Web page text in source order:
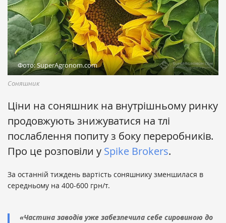
Фото: SuperAgronom.com
Соняшник
Ціни на соняшник на внутрішньому ринку
продовжують знижуватися на тлі
послаблення попиту з боку переробників.
Про це розповіли у Spike Brokers.
За останній тиждень вартість соняшнику зменшилася в
середньому на 400-600 грн/т.
«Частина заводів уже забезпечила себе сировиною до